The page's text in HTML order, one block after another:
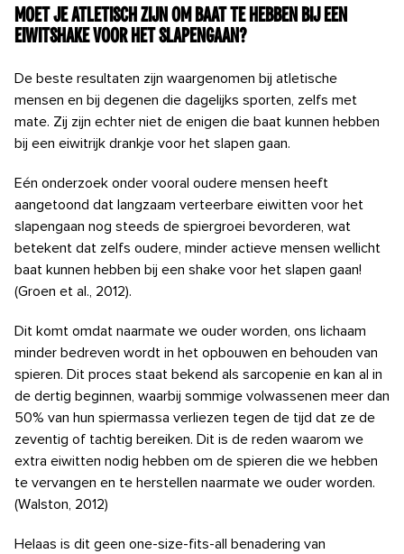
Moet je atletisch zijn om baat te hebben bij een
eiwitshake voor het slapengaan?
De beste resultaten zijn waargenomen bij atletische
mensen en bij degenen die dagelijks sporten, zelfs met
mate. Zij zijn echter niet de enigen die baat kunnen hebben
bij een eiwitrijk drankje voor het slapen gaan.
Eén onderzoek onder vooral oudere mensen heeft
aangetoond dat langzaam verteerbare eiwitten voor het
slapengaan nog steeds de spiergroei bevorderen, wat
betekent dat zelfs oudere, minder actieve mensen wellicht
baat kunnen hebben bij een shake voor het slapen gaan!
(Groen et al., 2012).
Dit komt omdat naarmate we ouder worden, ons lichaam
minder bedreven wordt in het opbouwen en behouden van
spieren. Dit proces staat bekend als sarcopenie en kan al in
de dertig beginnen, waarbij sommige volwassenen meer dan
50% van hun spiermassa verliezen tegen de tijd dat ze de
zeventig of tachtig bereiken. Dit is de reden waarom we
extra eiwitten nodig hebben om de spieren die we hebben
te vervangen en te herstellen naarmate we ouder worden.
(Walston, 2012)
Helaas is dit geen one-size-fits-all benadering van